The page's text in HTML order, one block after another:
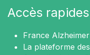
Accès
France Alzheimer
La plateforme